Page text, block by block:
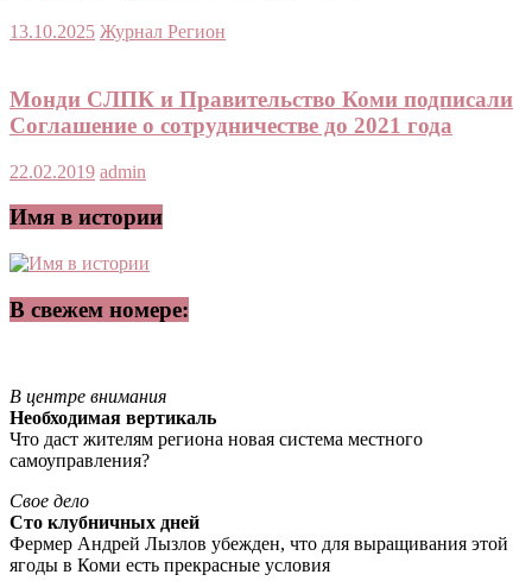
13.10.2025 Журнал Регион
Монди СЛПК и Правительство Коми подписали
Соглашение о сотрудничестве до 2021 года
22.02.2019 admin
Имя в истории
В свежем номере:
В центре внимания
Необходимая вертикаль
Что даст жителям региона новая система местного
самоуправления?
Свое дело
Сто клубничных дней
Фермер Андрей Лызлов убежден, что для выращивания этой
ягоды в Коми есть прекрасные условия